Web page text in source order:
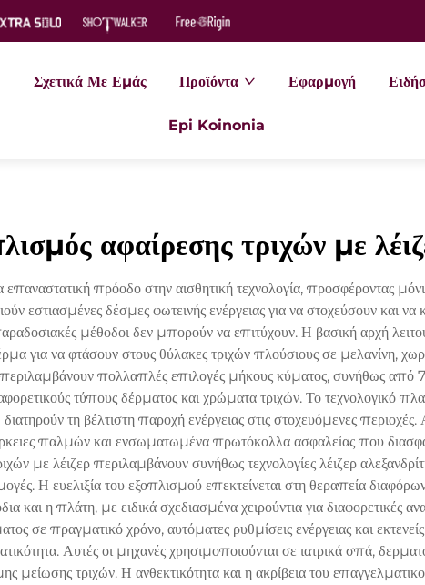
Σχετικά Με Εμάς Προϊόντα Εφαρμογή
Epi Koinonia
αφαίρεσης τριχών με
επαναστατική πρόοδο στην αισθητική τεχνολογία, προσφέροντας
εστιασμένες δέσμες φωτεινής ενέργειας για να στοχεύσουν και να
μέθοδοι δεν μπορούν να επιτύχουν. Η βασική αρχή
για να φτάσουν στους θύλακες τριχών πλούσιους σε μελανίνη,
περιλαμβάνουν πολλαπλές επιλογές μήκους κύματος, συνήθως
τύπους δέρματος και χρώματα τριχών. Το τεχνολογικό
τη βέλτιστη παροχή ενέργειας στις στοχευόμενες περιοχές.
παλμών και ενσωματωμένα πρωτόκολλα ασφαλείας που
με λέιζερ περιλαμβάνουν συνήθως τεχνολογίες λέιζερ
Η ευελιξία του εξοπλισμού επεκτείνεται στη θεραπεία
η πλάτη, με ειδικά σχεδιασμένα χειρούντια για διαφορετικές
σε πραγματικό χρόνο, αυτόματες ρυθμίσεις ενέργειας και
Αυτές οι μηχανές χρησιμοποιούνται σε ιατρικά σπά,
μείωσης τριχών. Η ανθεκτικότητα και η ακρίβεια του